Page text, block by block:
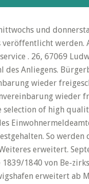
und
. 26, 67069
Anliegens.
wieder
wieder
selection of high
So
erweitert.
1840 von Be-
erweitert ab